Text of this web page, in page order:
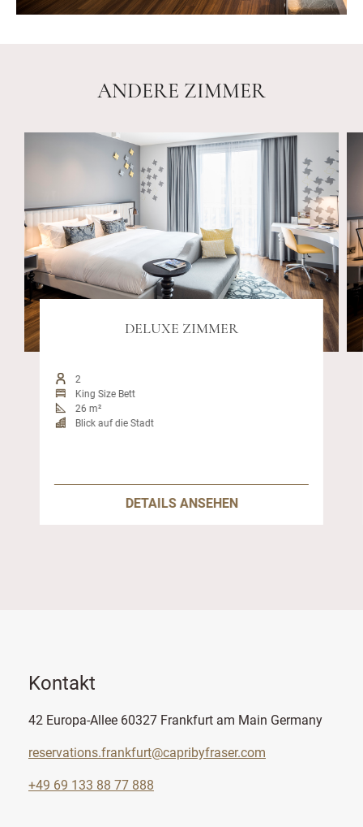
ANDERE ZIMMER
DELUXE ZIMMER
2
King Size Bett
26 m²
Blick auf die Stadt
DETAILS ANSEHEN
Kontakt
42 Europa-Allee 60327 Frankfurt am Main Germany
reservations.frankfurt@capribyfraser.com
+49 69 133 88 77 888